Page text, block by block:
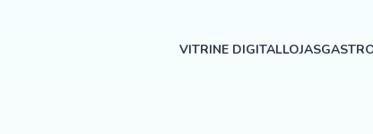
VITRINE DIGITALLOJAS